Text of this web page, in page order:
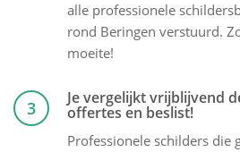
alle professionele
rond Beringen verstuurd.
moeite!
3 Je vergelijkt vrijblijvend
offertes en beslist!
Professionele schilders die